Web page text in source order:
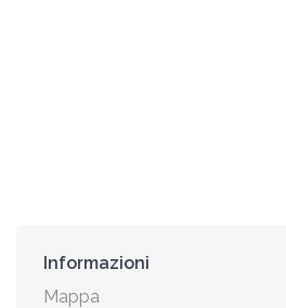
Informazioni
Mappa